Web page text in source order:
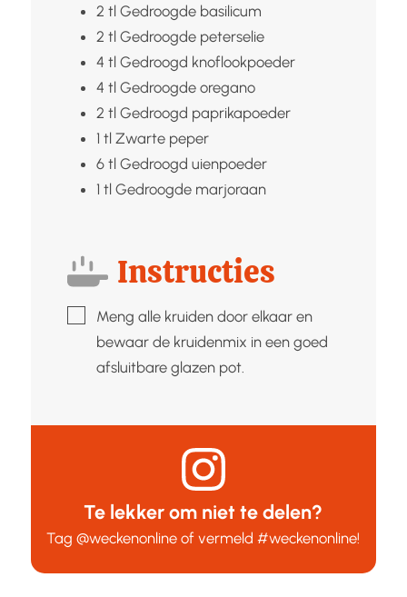
2 tl Gedroogde basilicum
2 tl Gedroogde peterselie
4 tl Gedroogd knoflookpoeder
4 tl Gedroogde oregano
2 tl Gedroogd paprikapoeder
1 tl Zwarte peper
6 tl Gedroogd uienpoeder
1 tl Gedroogde marjoraan
Instructies
▢Meng alle kruiden door elkaar en
bewaar de kruidenmix in een goed
afsluitbare glazen pot.
Te lekker om niet te delen?
Tag@weckenonline of vermeld#weckenonline!